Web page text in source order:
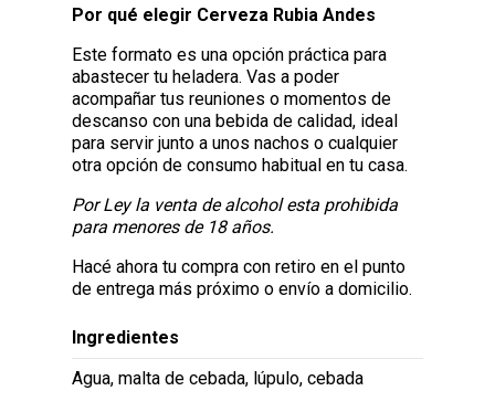
Por qué elegir Cerveza Rubia Andes
Este formato es una opción práctica para
abastecer tu heladera. Vas a poder
acompañar tus reuniones o momentos de
descanso con una bebida de calidad, ideal
para servir junto a unos nachos o cualquier
otra opción de consumo habitual en tu casa.
Por Ley la venta de alcohol esta prohibida
para menores de 18 años.
Hacé ahora tu compra con retiro en el punto
de entrega más próximo o envío a domicilio.
Ingredientes
Agua, malta de cebada, lúpulo, cebada